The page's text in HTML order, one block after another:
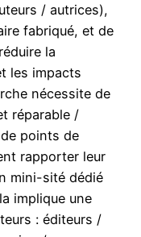
/ autrices),
fabriqué, et de
la
les impacts
nécessite de
réparable /
points de
rapporter leur
mini-sité dédié
implique une
: éditeurs /